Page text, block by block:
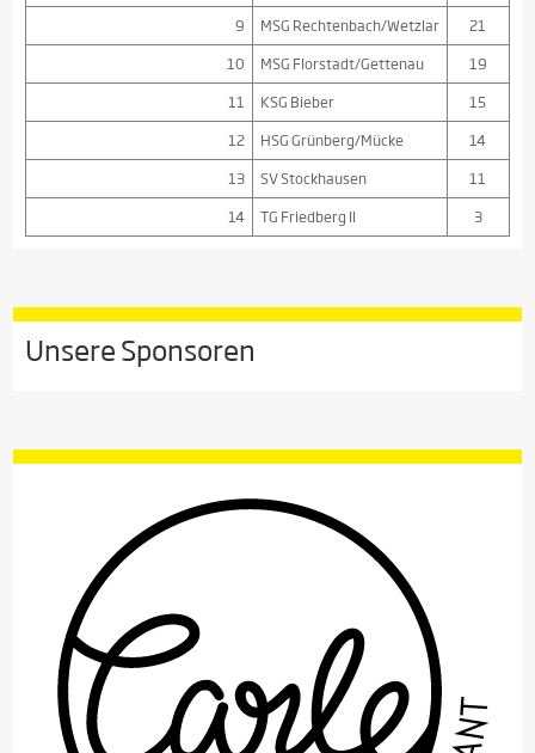
9
MSG Rechtenbach/Wetzlar
21
10
MSG Florstadt/Gettenau
19
11
KSG Bieber
15
12
HSG Grünberg/Mücke
14
13
SV Stockhausen
11
14
TG Friedberg II 3
Unsere Sponsoren